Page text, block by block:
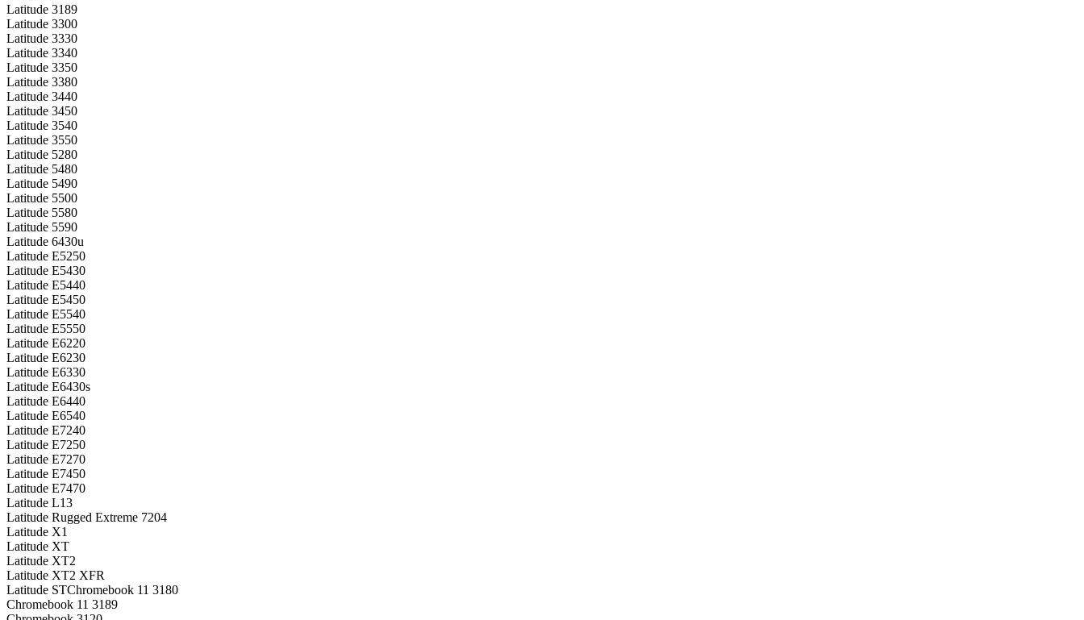
Latitude 3189
Latitude 3300
Latitude 3330
Latitude 3340
Latitude 3350
Latitude 3380
Latitude 3440
Latitude 3450
Latitude 3540
Latitude 3550
Latitude 5280
Latitude 5480
Latitude 5490
Latitude 5500
Latitude 5580
Latitude 5590
Latitude 6430u
Latitude E5250
Latitude E5430
Latitude E5440
Latitude E5450
Latitude E5540
Latitude E5550
Latitude E6220
Latitude E6230
Latitude E6330
Latitude E6430s
Latitude E6440
Latitude E6540
Latitude E7240
Latitude E7250
Latitude E7270
Latitude E7450
Latitude E7470
Latitude L13
Latitude Rugged Extreme 7204
Latitude X1
Latitude XT
Latitude XT2
Latitude XT2 XFR
Latitude STChromebook 11 3180
Chromebook 11 3189